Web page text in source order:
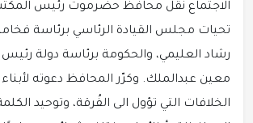
الاجتماع نقل محافظ حضرموت رئيس
تحيات مجلس القيادة الرئاسي برئاسة
رشاد العليمي، والحكومة برئاسة دولة رئيس
معين عبدالملك. وكرّر المحافظ دعوته
الخلافات التي تؤول الى الفُرقة، وتوحيد